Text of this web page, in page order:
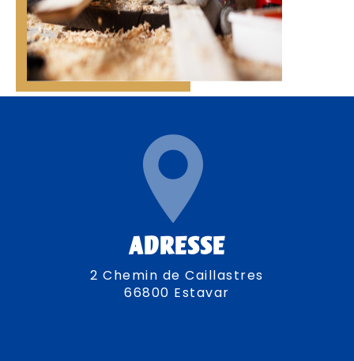
ADRESSE
2 Chemin de Caillastres
66800 Estavar